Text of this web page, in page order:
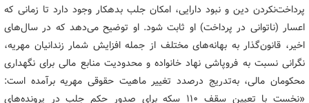
پرداخت‌نکردن دین و نبود دارایی، امکان جلب بدهکار وجود دارد تا زمانی که
اعسار (ناتوانی در پرداخت) او ثابت شود. او توضیح می‌دهد که در سال‌های
اخیر، قانون‌گذار به بهانه‌های مختلف از جمله افزایش شمار زندانیان مهریه،
نگرانی نسبت به فروپاشی نهاد خانواده و محدودیت منابع مالی برای نگهداری
محکومان مالی، به‌تدریج درصدد تغییر ماهیت حقوقی مهریه برآمده است:
«نخست با تعیین سقف ۱۱۰ سکه برای صدور حکم جلب در پرونده‌های